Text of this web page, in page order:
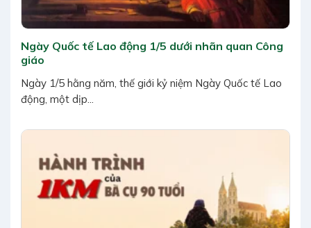
Ngày Quốc tế Lao động 1/5 dưới nhãn quan Công
giáo
Ngày 1/5 hằng năm, thế giới kỷ niệm Ngày Quốc tế Lao
động, một dịp...